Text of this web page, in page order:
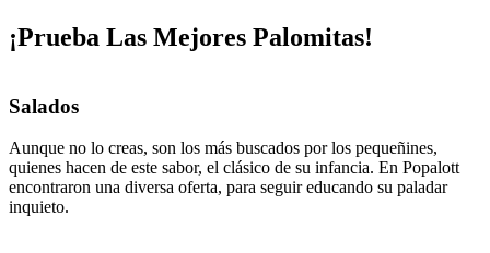
¡Prueba Las Mejores Palomitas!
Salados
Aunque no lo creas, son los más buscados por los pequeñines,
quienes hacen de este sabor, el clásico de su infancia. En Popalott
encontraron una diversa oferta, para seguir educando su paladar
inquieto.